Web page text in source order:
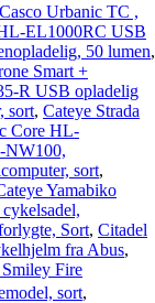
Casco Urbanic TC ,
EL1000RC USB
50 lumen,
Smart +
R USB opladelig
sort, Cateye Strada
Core HL-
NW100,
sort,
Yamabiko
Sort, Citadel
fra Abus,
Fire
sort,